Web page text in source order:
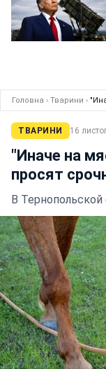
Головна › Тварини ›
ТВАРИНИ 16
"Иначе на
просят
В